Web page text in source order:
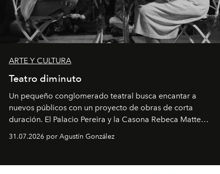
ARTE Y CULTURA
Teatro diminuto
Un pequeño conglomerado teatral busca encantar a
nuevos públicos con un proyecto de obras de corta
duración. El Palacio Pereira y la Casona Rebeca Matte
son algunos de los lugares que han albergado estas
miniobras. Sus puestas en escena son limpias; ponen el
31.07.2026 por Agustín González